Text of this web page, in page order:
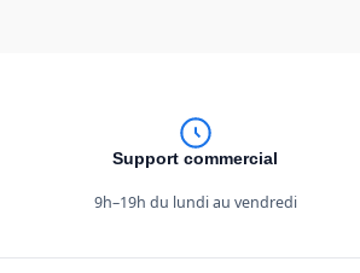
Support commercial
9h–19h du lundi au vendredi